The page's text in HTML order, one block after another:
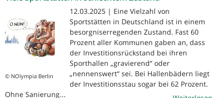
© NOlympia Berlin
12.03.2025 | Eine Vielzahl von
Sportstätten in Deutschland ist in einem
besorgniserregenden Zustand. Fast 60
Prozent aller Kommunen gaben an, dass
der Investitionsrückstand bei ihren
Sporthallen „gravierend“ oder
„nennenswert“ sei. Bei Hallenbädern liegt
der Investitionsstau sogar bei 62 Prozent.
Ohne Sanierung...